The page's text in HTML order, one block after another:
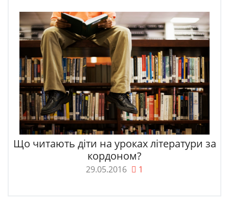
Що читають діти на уроках літератури за
кордоном?
29.05.2016 1